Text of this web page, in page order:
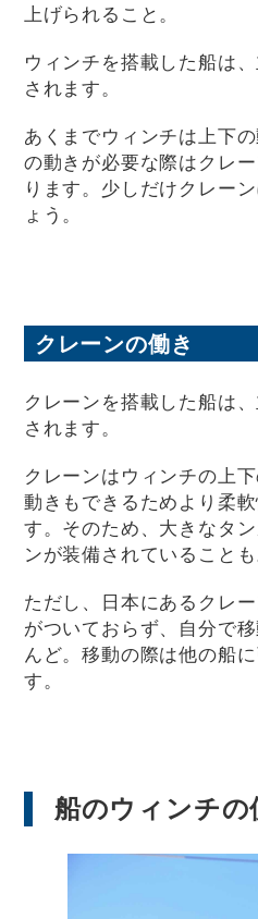
上げられること。
ウィンチを搭載した船は
されます。
あくまでウィンチは上下
の動きが必要な際はクレ
ります。少しだけクレー
ょう。
クレーンの働き
クレーンを搭載した船は
されます。
クレーンはウィンチの上
動きもできるためより柔
す。そのため、大きなタ
ンが装備されていることも
ただし、日本にあるクレ
がついておらず、自分で
んど。移動の際は他の船
す。
船のウィンチの